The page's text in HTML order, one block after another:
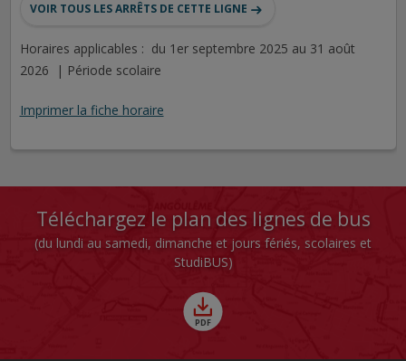
VOIR TOUS LES ARRÊTS DE CETTE LIGNE
Horaires applicables : du 1er septembre 2025 au 31 août
2026 | Période scolaire
Imprimer la fiche horaire
Téléchargez le plan des lignes de bus
(du lundi au samedi, dimanche et jours fériés, scolaires et
StudiBUS)